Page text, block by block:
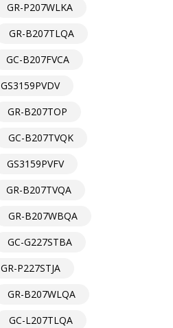
GR-P207WLKA
GR-B207TLQA
GC-B207FVCA
GS3159PVDV
GR-B207TOP
GC-B207TVQK
GS3159PVFV
GR-B207TVQA
GR-B207WBQA
GC-G227STBA
GR-P227STJA
GR-B207WLQA
GC-L207TLQA